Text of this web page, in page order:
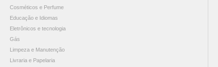
Cosméticos e Perfume
Educação e Idiomas
Eletrônicos e tecnologia
Gás
Limpeza e Manutenção
Livraria e Papelaria